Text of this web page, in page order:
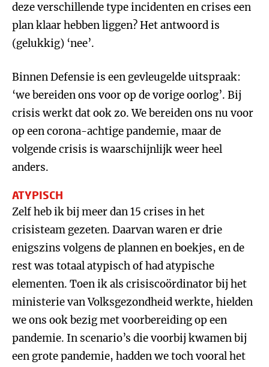
deze verschillende type incidenten en crises een
plan klaar hebben liggen? Het antwoord is
(gelukkig) ‘nee’.
Binnen Defensie is een gevleugelde uitspraak:
‘we bereiden ons voor op de vorige oorlog’. Bij
crisis werkt dat ook zo. We bereiden ons nu voor
op een corona-achtige pandemie, maar de
volgende crisis is waarschijnlijk weer heel
anders.
ATYPISCH
Zelf heb ik bij meer dan 15 crises in het
crisisteam gezeten. Daarvan waren er drie
enigszins volgens de plannen en boekjes, en de
rest was totaal atypisch of had atypische
elementen. Toen ik als crisiscoördinator bij het
ministerie van Volksgezondheid werkte, hielden
we ons ook bezig met voorbereiding op een
pandemie. In scenario’s die voorbij kwamen bij
een grote pandemie, hadden we toch vooral het